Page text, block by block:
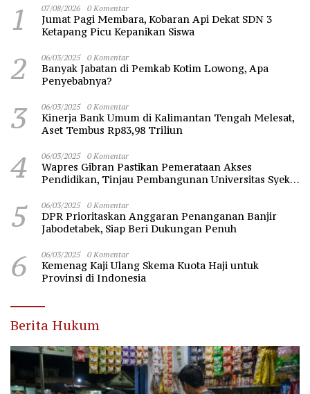
1 07/08/2026 0 Komentar
Jumat Pagi Membara, Kobaran Api Dekat SDN 3
Ketapang Picu Kepanikan Siswa
2 06/03/2025 0 Komentar
Banyak Jabatan di Pemkab Kotim Lowong, Apa
Penyebabnya?
3 06/03/2025 0 Komentar
Kinerja Bank Umum di Kalimantan Tengah Melesat,
Aset Tembus Rp83,98 Triliun
4 06/03/2025 0 Komentar
Wapres Gibran Pastikan Pemerataan Akses
Pendidikan, Tinjau Pembangunan Universitas Syekh
5 06/03/2025 0 Komentar
DPR Prioritaskan Anggaran Penanganan Banjir
Jabodetabek, Siap Beri Dukungan Penuh
6 06/03/2025 0 Komentar
Kemenag Kaji Ulang Skema Kuota Haji untuk
Provinsi di Indonesia
Berita Hukum